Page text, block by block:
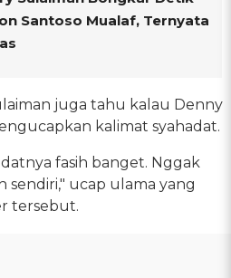
Santoso Mualaf, Ternyata
juga tahu kalau Denny
kalimat syahadat.
fasih banget. Nggak
sendiri," ucap ulama yang
tersebut.